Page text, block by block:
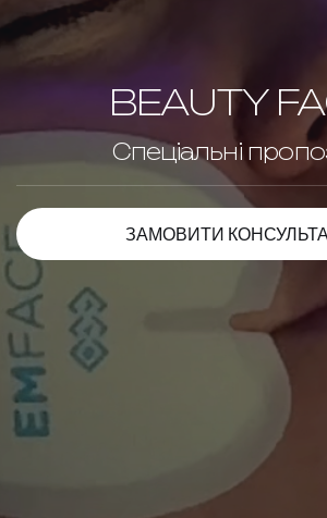
BEAUTY
Спеціальні
ЗАМОВИТИ